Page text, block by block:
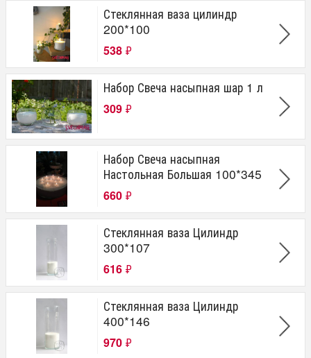
Стеклянная ваза цилиндр
200*100
538 ₽
Набор Свеча насыпная шар 1 л
309 ₽
Набор Свеча насыпная
Настольная Большая 100*345
660 ₽
Стеклянная ваза Цилиндр
300*107
616 ₽
Стеклянная ваза Цилиндр
400*146
970 ₽